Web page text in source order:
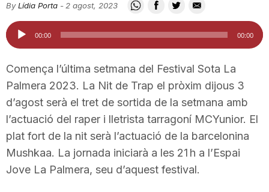
u
t
a
By Lídia Porta - 2 agost, 2023
Reproductor
d'àudio
00:00 00:00
Comença l’última setmana del Festival Sota La
Palmera 2023. La Nit de Trap el pròxim dijous 3
d’agost serà el tret de sortida de la setmana amb
l’actuació del raper i lletrista tarragoní MCYunior. El
plat fort de la nit serà l’actuació de la barcelonina
Mushkaa. La jornada iniciarà a les 21 h a l’Espai
Jove La Palmera, seu d’aquest festival.